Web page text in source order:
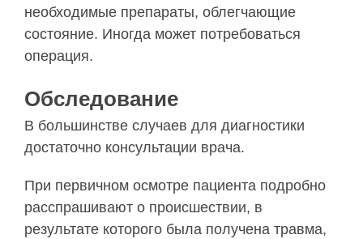
необходимые препараты, облегчающие
состояние. Иногда может потребоваться
операция.
Обследование
В большинстве случаев для диагностики
достаточно консультации врача.
При первичном осмотре пациента подробно
расспрашивают о происшествии, в
результате которого была получена травма,